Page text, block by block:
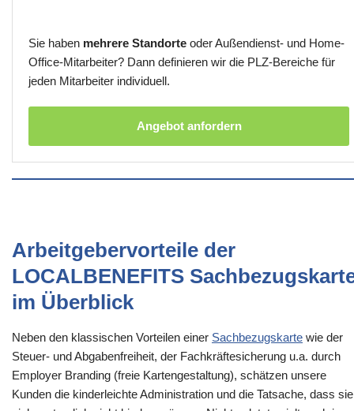
Sie haben mehrere Standorte oder Außendienst- und Home-
Office-Mitarbeiter? Dann definieren wir die PLZ-Bereiche für
jeden Mitarbeiter individuell.
Angebot anfordern
Arbeitgebervorteile der
LOCALBENEFITS
im Überblick
Neben den klassischen Vorteilen einer Sachbezugskarte wie der
Steuer- und Abgabenfreiheit, der Fachkräftesicherung u.a. durch
Employer Branding (freie Kartengestaltung), schätzen unsere
Kunden die kinderleichte Administration und die Tatsache, dass sie